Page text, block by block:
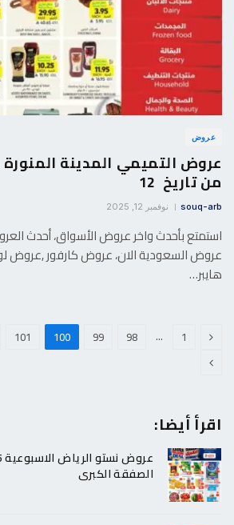
عروض
عروض التميمي المدينة المنورة
من تاريخ 12
souq-arb نوفمبر 12, 2025
استمتع بأحدث واخر عروض الأسواق، أحدث
عروض السعودية الان، عروض كارفور ,عروض
هايبر…
السابق
1
…
98
99
100
101
التالي
اقرأ أيضا:
الصفقة الكبرى